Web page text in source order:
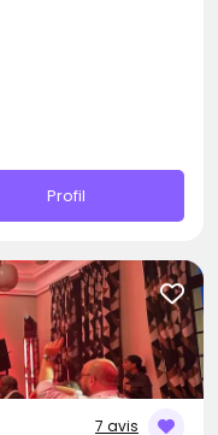
Profil
7 avis